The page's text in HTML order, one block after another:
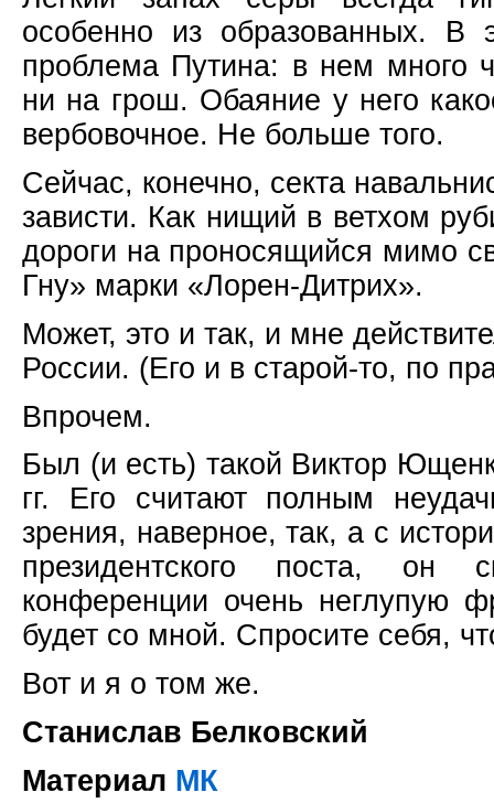
особенно из образованных. В
проблема Путина: в нем много
ни на грош. Обаяние у него
вербовочное. Не больше того.
Сейчас, конечно, секта
зависти. Как нищий в ветхом
дороги на проносящийся мимо
Гну» марки «Лорен-Дитрих».
Может, это и так, и мне
России. (Его и в старой-то, по
Впрочем.
Был (и есть) такой Виктор
гг. Его считают полным
зрения, наверное, так, а с
президентского поста, он
конференции очень неглупую
будет со мной. Спросите себя,
Вот и я о том же.
Станислав Белковский
Материал МК